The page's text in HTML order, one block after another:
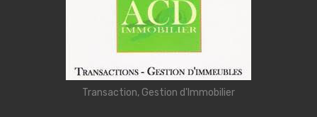
Transaction, Gestion d'Immobilier